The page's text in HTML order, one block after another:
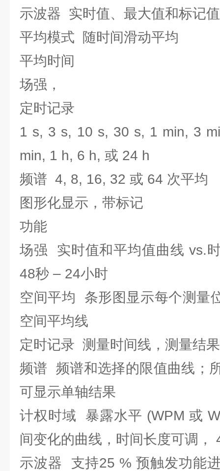
示波器 实时值、最大值和标记
平均模式 随时间滑动平均
平均时间
场强，
定时记录
1 s, 3 s, 10 s, 30 s, 1 min, 3
min, 1 h, 6 h, 或 24 h
频谱 4, 8, 16, 32 或 64 次平均
图形化显示，带标记
功能
场强 实时值和平均值曲线 vs.
48秒 – 24小时
空间平均 条形图显示每个测量
空间平均线
定时记录 测量时间线，测量结
频谱 频谱和选择的限值曲线；
可显示单轴结果
计权时域 暴露水平 (WPM 或
间变化的曲线，时间长度可调，
示波器 支持25 % 预触发功能